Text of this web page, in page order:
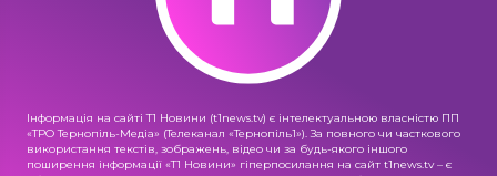
Інформація на сайті Т1 Новини (t1news.tv) є інтелектуальною власністю ПП
«ТРО Тернопіль-Медіа» (Телеканал «Тернопіль1»). За повного чи часткового
використання текстів, зображень, відео чи за будь-якого іншого
поширення інформації «Т1 Новини» гіперпосилання на сайт t1news.tv – є